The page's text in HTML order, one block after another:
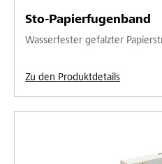
Sto-Papierfugenband
Wasserfester gefalzter
Zu den Produktdetails